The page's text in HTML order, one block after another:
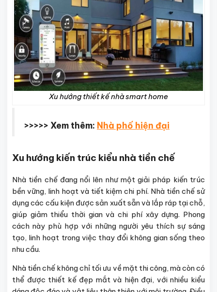
Xu hướng thiết kế nhà smart home
>>>>> Xem thêm: Nhà phố hiện đại
Xu hướng kiến trúc kiểu nhà tiền chế
Nhà tiền chế đang nổi lên như một giải pháp kiến trúc
bền vững, linh hoạt và tiết kiệm chi phí. Nhà tiền chế sử
dụng các cấu kiện được sản xuất sẵn và lắp ráp tại chỗ,
giúp giảm thiểu thời gian và chi phí xây dựng. Phong
cách này phù hợp với những người yêu thích sự sáng
tạo, linh hoạt trong việc thay đổi không gian sống theo
nhu cầu.
Nhà tiền chế không chỉ tối ưu về mặt thi công, mà còn có
thể được thiết kế đẹp mắt và hiện đại, với nhiều kiểu